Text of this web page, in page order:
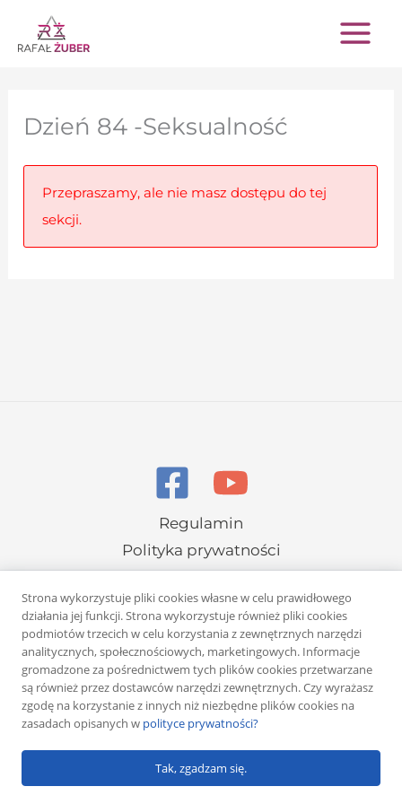
Przejdź
do
Dzień 84 -Seksualność
Przepraszamy, ale nie masz dostępu do tej
sekcji.
Regulamin
Polityka prywatności
Copyright © 2026 Rafał Żuber
Powered byKlub eMarketera
Strona wykorzystuje pliki cookies własne w celu prawidłowego
działania jej funkcji. Strona wykorzystuje również pliki cookies
podmiotów trzecich w celu korzystania z zewnętrznych narzędzi
analitycznych, społecznościowych, marketingowych. Informacje
gromadzone za pośrednictwem tych plików cookies przetwarzane
są również przez dostawców narzędzi zewnętrznych. Czy wyrażasz
zgodę na korzystanie z innych niż niezbędne plików cookies na
zasadach opisanych w polityce prywatności?
Tak, zgadzam się.